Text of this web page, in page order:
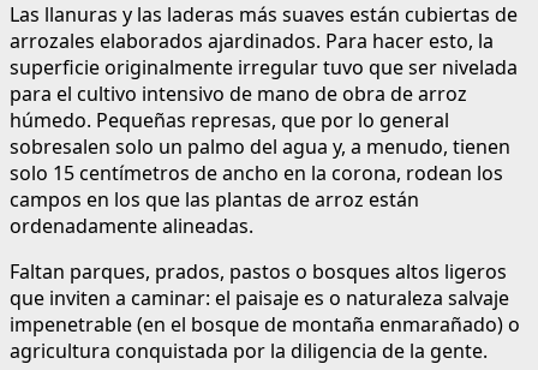
Las llanuras y las laderas más suaves están cubiertas de
arrozales elaborados ajardinados. Para hacer esto, la
superficie originalmente irregular tuvo que ser nivelada
para el cultivo intensivo de mano de obra de arroz
húmedo. Pequeñas represas, que por lo general
sobresalen solo un palmo del agua y, a menudo, tienen
solo 15 centímetros de ancho en la corona, rodean los
campos en los que las plantas de arroz están
ordenadamente alineadas.
Faltan parques, prados, pastos o bosques altos ligeros
que inviten a caminar: el paisaje es o naturaleza salvaje
impenetrable (en el bosque de montaña enmarañado) o
agricultura conquistada por la diligencia de la gente.